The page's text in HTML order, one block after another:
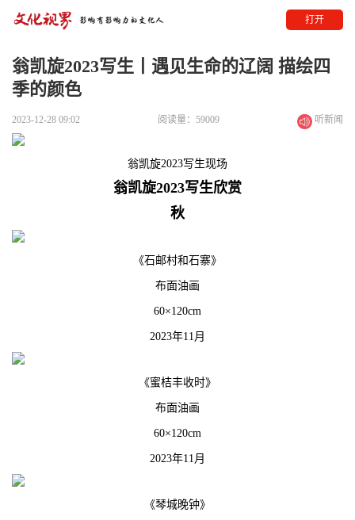
打开
翁凯旋2023写生丨遇见生命的辽阔 描绘四
季的颜色
2023-12-28 09:02 阅读量：59009 听新闻
翁凯旋2023写生现场
翁凯旋2023写生欣赏
秋
《石邮村和石寨》
布面油画
60×120cm
2023年11月
《蜜桔丰收时》
布面油画
60×120cm
2023年11月
《琴城晚钟》